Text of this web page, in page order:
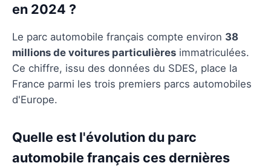
en 2024 ?
Le parc automobile français compte environ 38
millions de voitures particulières immatriculées.
Ce chiffre, issu des données du SDES, place la
France parmi les trois premiers parcs automobiles
d'Europe.
Quelle est l'évolution du parc
automobile français ces dernières